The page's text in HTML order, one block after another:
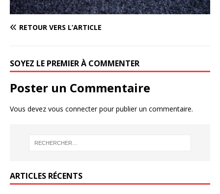
RETOUR VERS L’ARTICLE
SOYEZ LE PREMIER À COMMENTER
Poster un Commentaire
Vous devez vous connecterpour publier un commentaire.
ARTICLES RÉCENTS